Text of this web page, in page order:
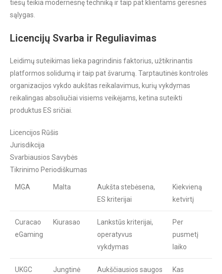
tiesų teikia modernesnę techniką ir taip pat klientams geresnes
sąlygas.
Licencijų Svarba ir Reguliavimas
Leidimų suteikimas lieka pagrindinis faktorius, užtikrinantis
platformos solidumą ir taip pat švarumą. Tarptautinės kontrolės
organizacijos vykdo aukštas reikalavimus, kurių vykdymas
reikalingas absoliučiai visiems veikėjams, ketina suteikti
produktus ES sričiai.
Licencijos Rūšis
Jurisdikcija
Svarbiausios Savybės
Tikrinimo Periodiškumas
MGA Malta
Aukšta stebėsena,
ES kriterijai
Kiekvieną
ketvirtį
Curacao
eGaming
Kiurasao
Lankstūs kriterijai,
operatyvus
vykdymas
Per
pusmetį
laiko
UKGC
Jungtinė
Aukščiausios saugos
Kas